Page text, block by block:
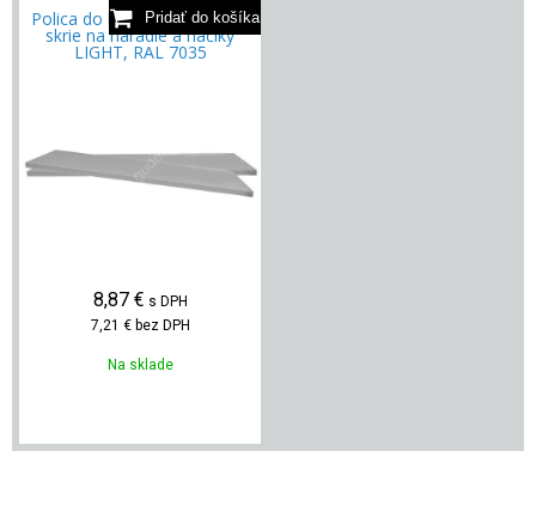
Polica do kovovej dielenskej
skrie na náradie a háčiky
LIGHT, RAL 7035
8,87 € s DPH
7,21 € bez DPH
Na sklade